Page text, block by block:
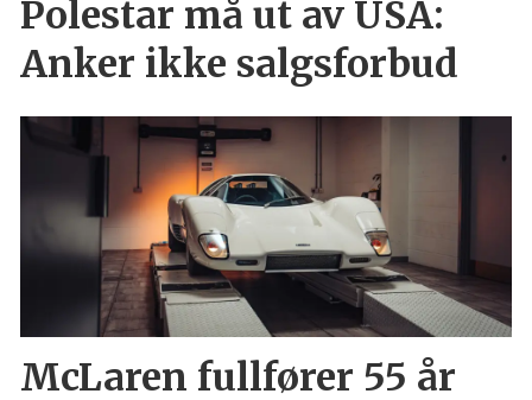
Polestar må ut av USA:
Anker ikke salgsforbud
McLaren fullfører 55 år